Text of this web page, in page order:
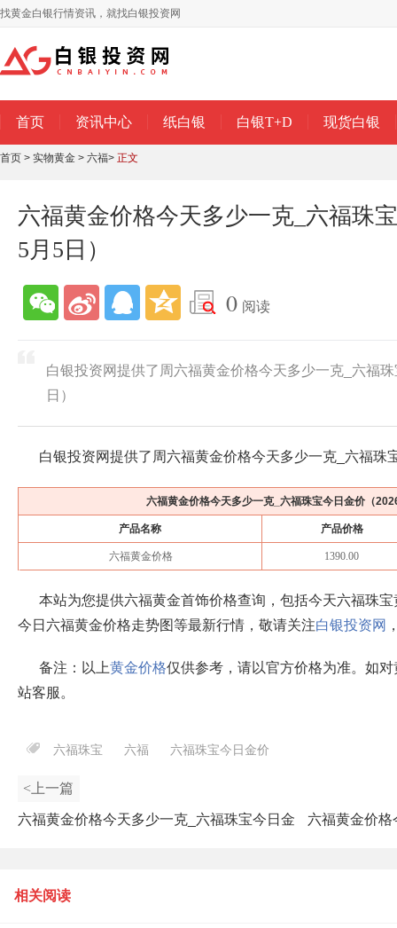
找黄金白银行情资讯，就找白银投资网
首页 资讯中心 纸白银 白银T+D 现货白银
首页 > 实物黄金 > 六福> 正文
六福黄金价格今天多少一克_六福珠
5月5日）
0 阅读
白银投资网提供了周六福黄金价格今天多少一克_六福
日）
白银投资网提供了周六福黄金价格今天多少一克_六福珠
六福黄金价格今天多少一克_六福珠宝今日金价（
产品名称 产品价格
六福黄金价格 1390.00
本站为您提供六福黄金首饰价格查询，包括今天六福珠
今日六福黄金价格走势图等最新行情，敬请关注白银投资网
备注：以上黄金价格仅供参考，请以官方价格为准。如
站客服。
六福珠宝 六福 六福珠宝今日金价
<上一篇
六福黄金价格今天多少一克_六福珠宝今日金 六福黄金价
相关阅读